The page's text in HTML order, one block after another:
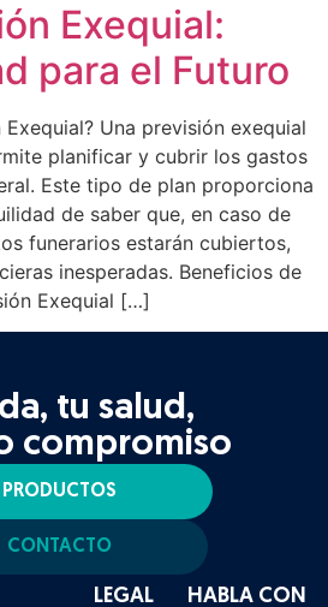
Exequial:
para el Futuro
Exequial? Una previsión exequial
planificar y cubrir los gastos
Este tipo de plan proporciona
de saber que, en caso de
funerarios estarán cubiertos,
inesperadas. Beneficios de
Exequial […]
tu salud,
compromiso
PRODUCTOS
CONTACTO
LEGAL
HABLA CON